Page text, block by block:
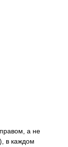
а не
в каждом